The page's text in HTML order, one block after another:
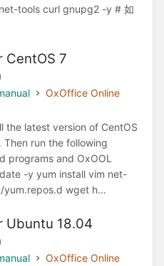
tools curl gnupg2 -y # 如
CentOS 7
OxOffice Online
the latest version of CentOS
Then run the following
programs and OxOOL
-y yum install vim net-
wget h...
Ubuntu 18.04
OxOffice Online